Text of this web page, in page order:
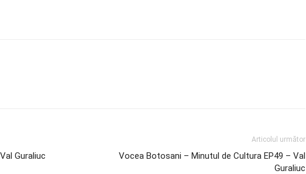
Guraliuc
Articolul următor
Vocea Botosani – Minutul de Cultura EP49 – Val
Guraliuc